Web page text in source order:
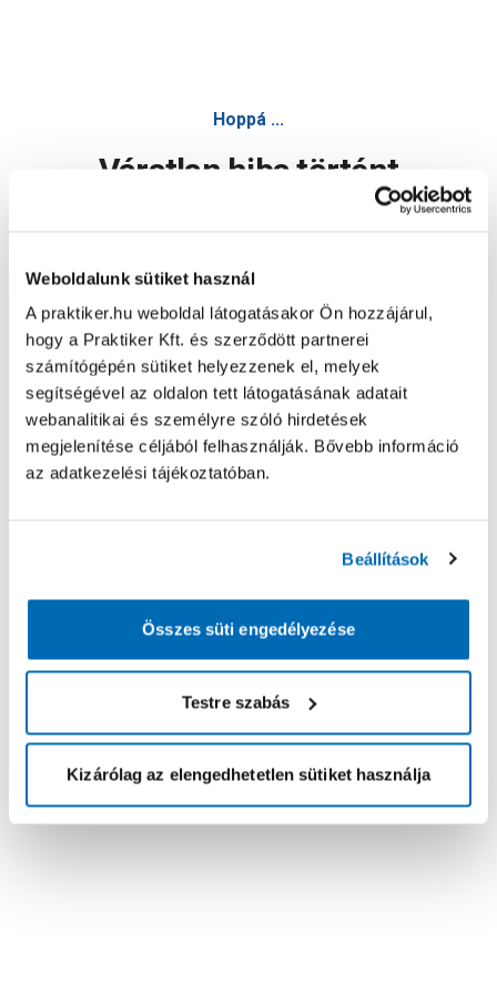
Weboldalunk sütiket használ
A praktiker.hu weboldal látogatásakor Ön hozzájárul,
hogy a Praktiker Kft. és szerződött partnerei
számítógépén sütiket helyezzenek el, melyek
segítségével az oldalon tett látogatásának adatait
webanalitikai és személyre szóló hirdetések
megjelenítése céljából felhasználják. Bővebb információ
az adatkezelési tájékoztatóban.
Beállítások
Összes süti engedélyezése
Testre szabás
Kizárólag az elengedhetetlen sütiket használja
Hoppá ...
Váratlan hiba történt
Oldal újratöltése